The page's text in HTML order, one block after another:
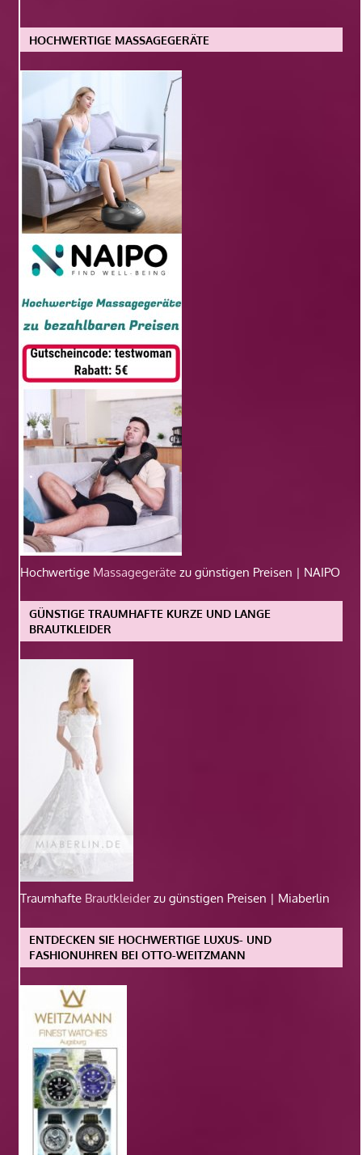
HOCHWERTIGE MASSAGEGERÄTE
Hochwertige Massagegeräte zu günstigen Preisen | NAIPO
GÜNSTIGE TRAUMHAFTE KURZE UND LANGE
BRAUTKLEIDER
Traumhafte Brautkleiderzu günstigen Preisen | Miaberlin
ENTDECKEN SIE HOCHWERTIGE LUXUS- UND
FASHIONUHREN BEI OTTO-WEITZMANN